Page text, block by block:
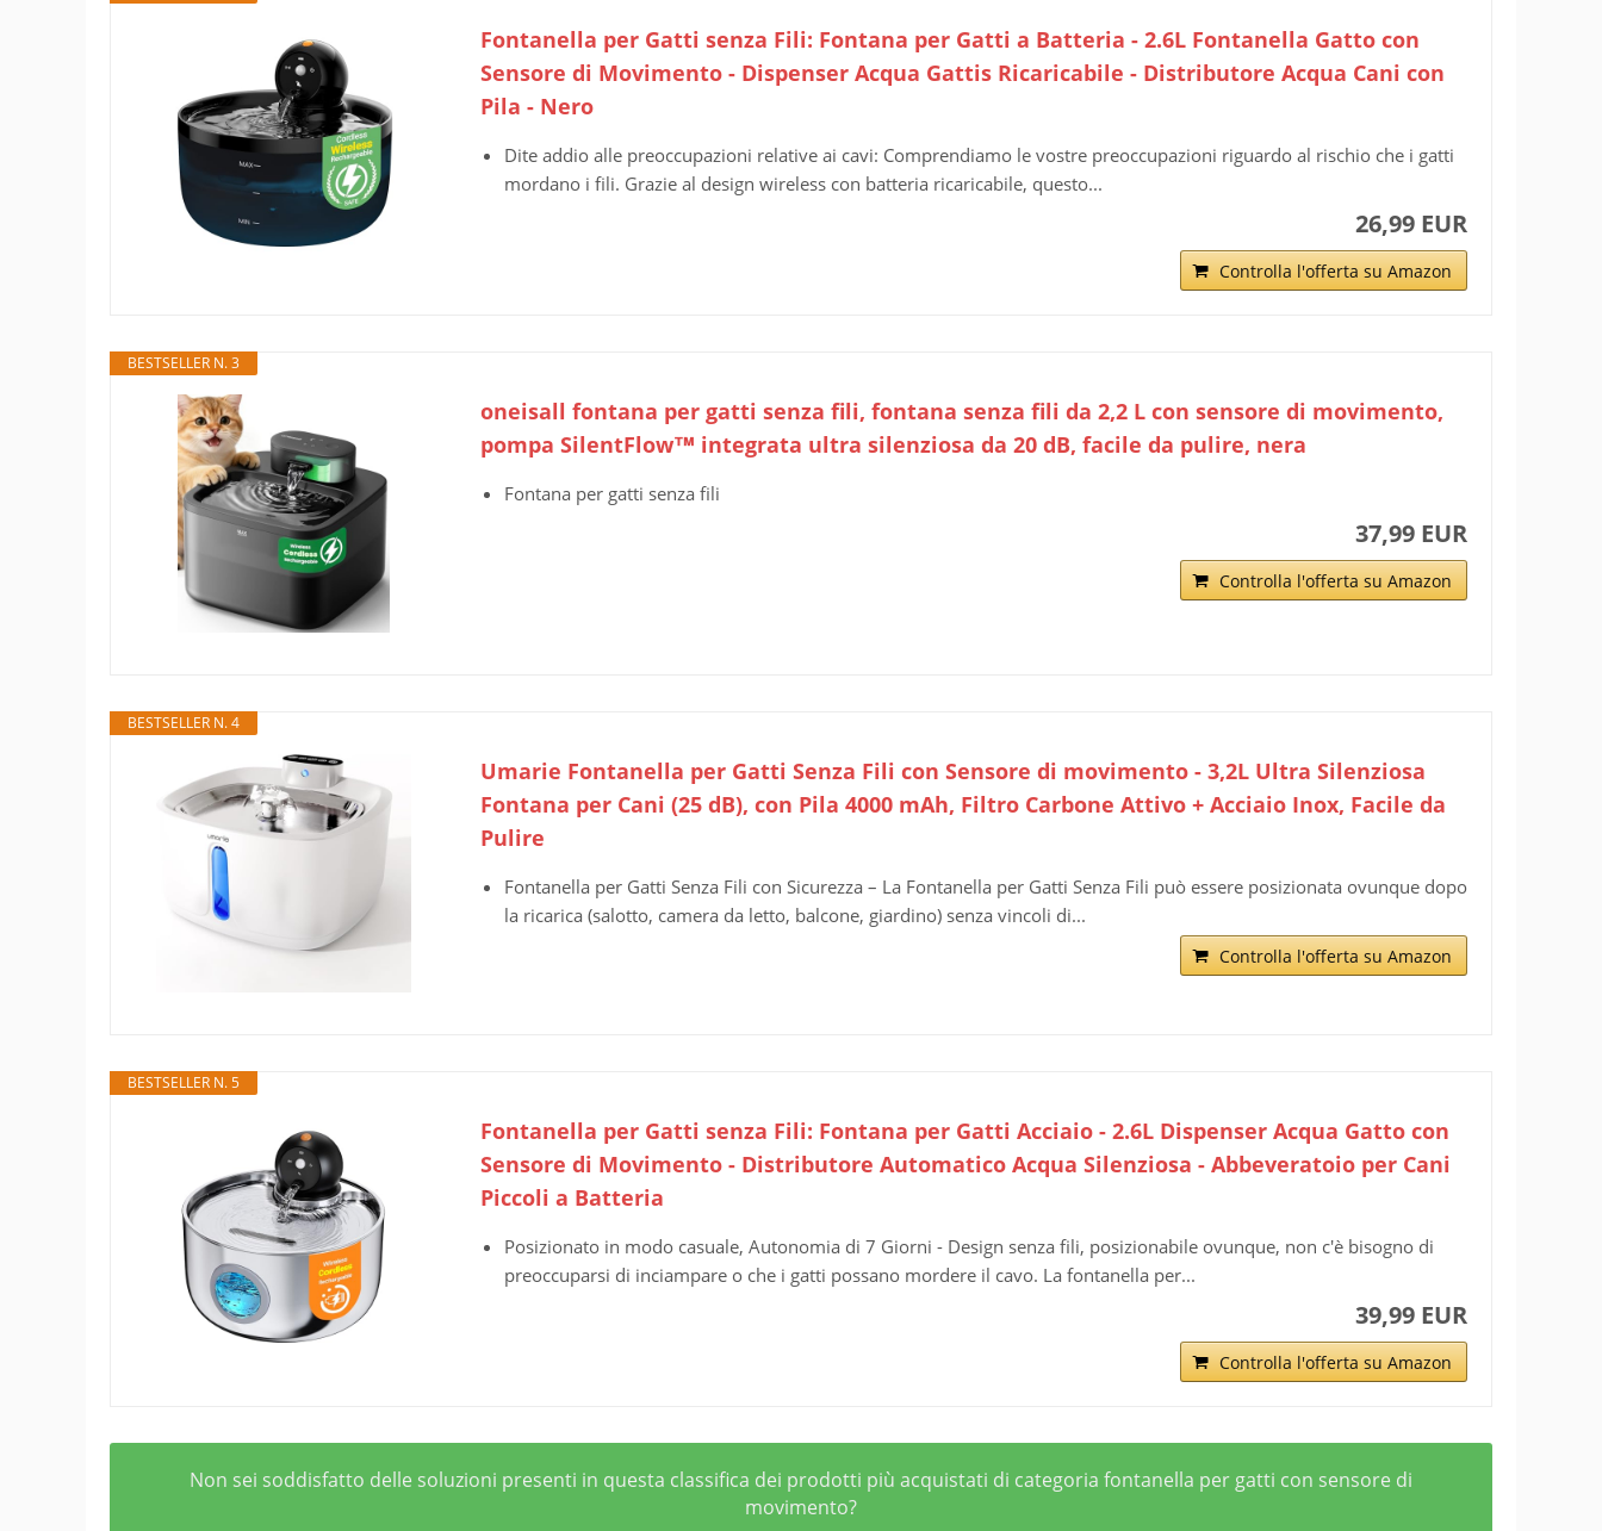
Fontanella per Gatti senza Fili: Fontana per Gatti a Batteria - 2.6L Fontanella Gatto con
Sensore di Movimento - Dispenser Acqua Gattis Ricaricabile - Distributore Acqua Cani con
Pila - Nero
Dite addio alle preoccupazioni relative ai cavi: Comprendiamo le vostre preoccupazioni riguardo al rischio che i gatti
mordano i fili. Grazie al design wireless con batteria ricaricabile, questo...
26,99 EUR
Controlla l'offerta su Amazon
BESTSELLER N. 3
oneisall fontana per gatti senza fili, fontana senza fili da 2,2 L con sensore di movimento,
pompa SilentFlow™ integrata ultra silenziosa da 20 dB, facile da pulire, nera
Fontana per gatti senza fili
37,99 EUR
Controlla l'offerta su Amazon
BESTSELLER N. 4
Umarie Fontanella per Gatti Senza Fili con Sensore di movimento - 3,2L Ultra Silenziosa
Fontana per Cani (25 dB), con Pila 4000 mAh, Filtro Carbone Attivo + Acciaio Inox, Facile da
Pulire
Fontanella per Gatti Senza Fili con Sicurezza – La Fontanella per Gatti Senza Fili può essere posizionata ovunque dopo
la ricarica (salotto, camera da letto, balcone, giardino) senza vincoli di...
Controlla l'offerta su Amazon
BESTSELLER N. 5
Fontanella per Gatti senza Fili: Fontana per Gatti Acciaio - 2.6L Dispenser Acqua Gatto con
Sensore di Movimento - Distributore Automatico Acqua Silenziosa - Abbeveratoio per Cani
Piccoli a Batteria
Posizionato in modo casuale, Autonomia di 7 Giorni - Design senza fili, posizionabile ovunque, non c'è bisogno di
preoccuparsi di inciampare o che i gatti possano mordere il cavo. La fontanella per...
39,99 EUR
Controlla l'offerta su Amazon
Non sei soddisfatto delle soluzioni presenti in questa classifica dei prodotti più acquistati di categoria fontanella per gatti con sensore di
movimento?